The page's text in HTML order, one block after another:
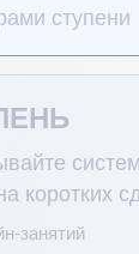
ступени
коротких
занятий